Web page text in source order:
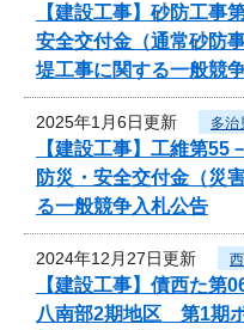
【建設工事】砂防工
安全交付金（通常砂防
堤工事に関する一般競
2025年1月6日更新 多治
【建設工事】工維第
防災・安全交付金（災
る一般競争入札公告
2024年12月27日更新
【建設工事】債西た
八南部2期地区 第1期